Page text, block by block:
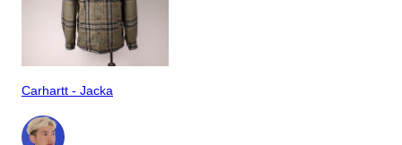
Carhartt - Jacka